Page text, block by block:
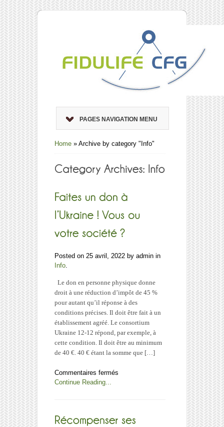
PAGES NAVIGATION MENU
Home » Archive by category "Info"
Posted on 25 avril, 2022 by admin in
Info.
Le don en personne physique donne
droit à une réduction d’impôt de 45 %
pour autant qu’il réponse à des
conditions précises. Il doit être fait à un
établissement agréé. Le consortium
Ukraine 12-12 répond, par exemple, à
cette condition. Il doit être au minimum
de 40 €. 40 € étant la somme que […]
Commentaires fermés
l’Ukraine
Continue Reading...